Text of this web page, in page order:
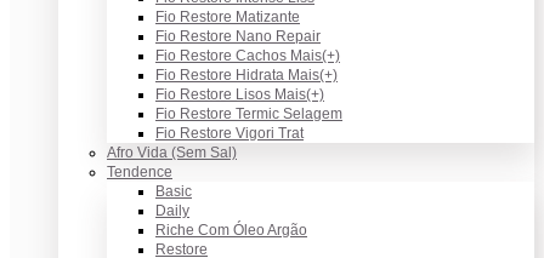
Fio Restore Matizante
Fio Restore Nano Repair
Fio Restore Cachos Mais(+)
Fio Restore Hidrata Mais(+)
Fio Restore Lisos Mais(+)
Fio Restore Termic Selagem
Fio Restore Vigori Trat
Afro Vida (Sem Sal)
Tendence
Basic
Daily
Riche Com Óleo Argão
Restore